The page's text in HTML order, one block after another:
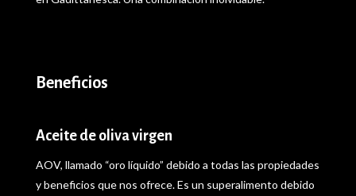
Beneficios
Aceite de oliva virgen
AOV, llamado “oro líquido” debido a todas las propiedades
y beneficios que nos ofrece. Es un superalimento debido